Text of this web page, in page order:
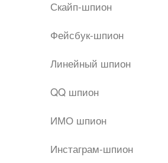
Скайп-шпион
Фейсбук-шпион
Линейный шпион
QQ шпион
ИМО шпион
Инстаграм-шпион